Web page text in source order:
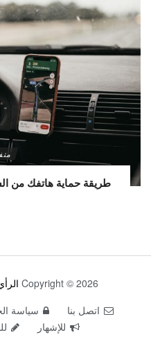
طريقة حماية هاتفك من
Copyright © 2026
اتصل بنا
سياسة
للإشهار